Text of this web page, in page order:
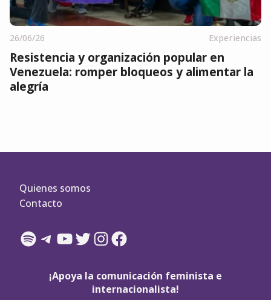
26/06/26 Experiencias
Resistencia y organización popular en
Venezuela: romper bloqueos y alimentar la
alegría
Quienes somos
Contacto
Spotify
Telegram
YouTube
Twitter
Instagram
Facebook
¡Apoya la comunicación feminista e
internacionalista!